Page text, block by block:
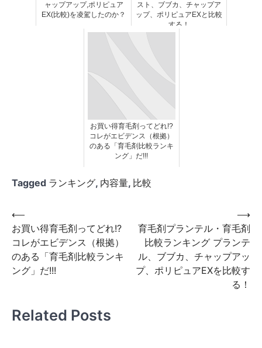
ャップアップ,ポリピュア
EX(比較)を凌駕したのか？
スト、ブブカ、チャップア
ップ、ポリピュアEXと比較
する！
お買い得育毛剤ってどれ!?
コレがエビデンス（根拠）
のある「育毛剤比較ランキ
ング」だ!!!
Tagged ランキング, 内容量, 比較
投
稿
ナ
ビ
ー
シ
⟵
お買い得育毛剤ってどれ!?
コレがエビデンス（根拠）
のある「育毛剤比較ランキ
ング」だ!!!
育毛剤プランテル・育毛剤
比較ランキング プランテ
ル、ブブカ、チャップアッ
プ、ポリピュアEXを比較す
る！
⟶
Related Posts